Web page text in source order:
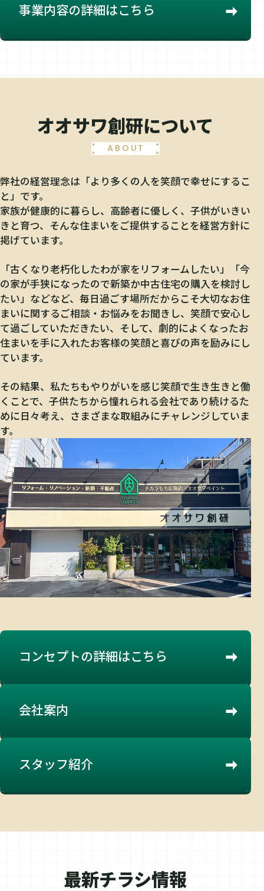
事業内容の詳細はこちら
オオサワ創研について
ABOUT
弊社の経営理念は「より多くの人を笑顔で幸せにするこ
と」です。
家族が健康的に暮らし、高齢者に優しく、子供がいきい
きと育つ、そんな住まいをご提供することを経営方針に
掲げています。
「古くなり老朽化したわが家をリフォームしたい」「今
の家が手狭になったので新築か中古住宅の購入を検討し
たい」などなど、毎日過ごす場所だからこそ大切なお住
まいに関するご相談・お悩みをお聞きし、笑顔で安心し
て過ごしていただきたい、そして、劇的によくなったお
住まいを手に入れたお客様の笑顔と喜びの声を励みにし
ています。
その結果、私たちもやりがいを感じ笑顔で生き生きと働
くことで、子供たちから憧れられる会社であり続けるた
めに日々考え、さまざまな取組みにチャレンジしていま
す。
コンセプトの詳細はこちら
会社案内
スタッフ紹介
最新チラシ情報